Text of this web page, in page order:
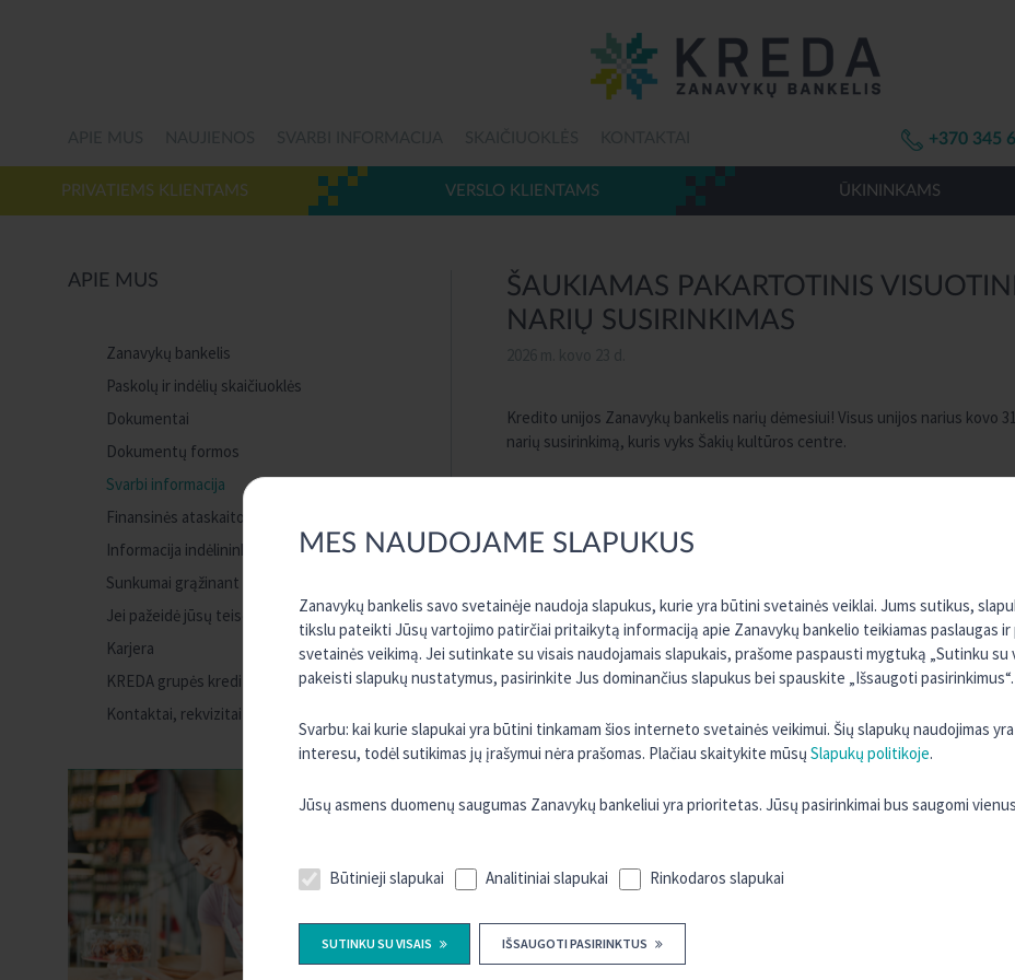
MES NAUDOJAME SLAPUKUS
Zanavykų bankelis savo svetainėje naudoja slapukus, kurie yra būtini svetainės veiklai. Jums sutikus,
tikslu pateikti Jūsų vartojimo patirčiai pritaikytą informaciją apie Zanavykų bankelio teikiamas paslaugas
svetainės veikimą. Jei sutinkate su visais naudojamais slapukais, prašome paspausti mygtuką „Sutinku su
pakeisti slapukų nustatymus, pasirinkite Jus dominančius slapukus bei spauskite „Išsaugoti pasirinkimus“.
Svarbu: kai kurie slapukai yra būtini tinkamam šios interneto svetainės veikimui. Šių slapukų naudojimas
interesu, todėl sutikimas jų įrašymui nėra prašomas. Plačiau skaitykite mūsų Slapukų politikoje.
Jūsų asmens duomenų saugumas Zanavykų bankeliui yra prioritetas. Jūsų pasirinkimai bus saugomi
Būtinieji slapukai Analitiniai slapukai Rinkodaros slapukai
SUTINKU SU VISAIS IŠSAUGOTI PASIRINKTUS
+370 345
PRIVATIEMS KLIENTAMS VERSLO KLIENTAMS ŪKININKAMS
ŠAUKIAMAS PAKARTOTINIS
NARIŲ SUSIRINKIMAS
Kredito unijos Zanavykų bankelis narių dėmesiui! Visus unijos narius kovo
narių susirinkimą, kuris vyks Šakių kultūros centre.
APIE MUS
Zanavykų bankelis
Paskolų ir indėlių skaičiuoklės
Dokumentai
Dokumentų formos
Svarbi informacija
Finansinės ataskaitos
Informacija indėlininkui apie indėlių draudimą
Sunkumai grąžinant paskolą
Jei pažeidė jūsų teises
Karjera
KREDA grupės kredito unijos
Kontaktai, rekvizitai